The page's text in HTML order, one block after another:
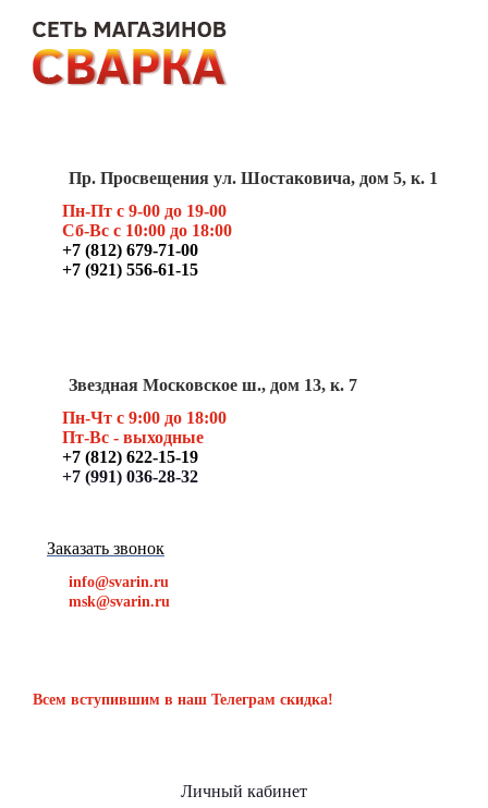
Пр. Просвещения ул. Шостаковича, дом 5, к. 1
Пн-Пт с 9-00 до 19-00
Сб-Вс с 10:00 до 18:00
+7 (812) 679-71-00
+7 (921) 556-61-15
Звездная Московское ш., дом 13, к. 7
Пн-Чт с 9:00 до 18:00
Пт-Вс - выходные
+7 (812) 622-15-19
+7 (991) 036-28-32
Заказать звонок
info@svarin.ru
msk@svarin.ru
Всем вступившим в наш Телеграм скидка!
Личный кабинет